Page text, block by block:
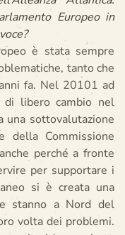
Europeo in
è stata sempre
tanto che
fa. Nel 20101 ad
di libero cambio nel
una sottovalutazione
della Commissione
perché a fronte
per supportare i
si è creata una
stanno a Nord del
volta dei problemi.